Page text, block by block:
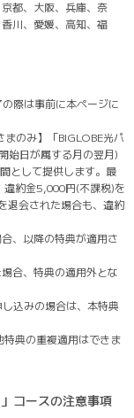
都、大阪、兵庫、奈
川、愛媛、高知、福
際は事前に本ページに
のみ】「BIGLOBE光パ
始日が属する月の翌月)
として提供します。最
違約金5,000円(不課税)を
退会された場合も、違約
、以降の特典が適用さ
合、特典の適用外とな
込みの場合は、本特典
特典の重複適用はできま
コースの注意事項